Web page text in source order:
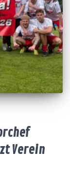
Verein